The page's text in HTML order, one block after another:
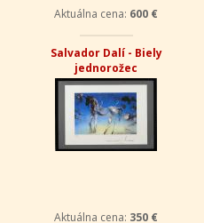
Aktuálna cena: 600 €
Salvador Dalí - Biely
jednorožec
Aktuálna cena: 350 €